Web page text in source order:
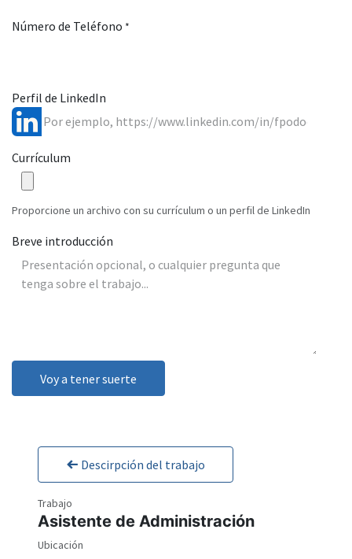
Número de Teléfono *
Perfil de LinkedIn
Currículum
Proporcione un archivo con su currículum o un perfil de LinkedIn
Breve introducción
Voy a tener suerte
Descirpción del trabajo
Trabajo
Asistente de Administración
Ubicación